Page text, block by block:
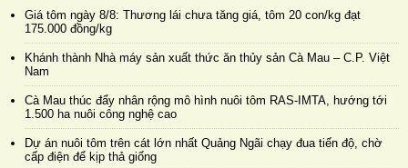
Giá tôm ngày 8/8: Thương lái chưa tăng giá, tôm 20 con/kg đạt
175.000 đồng/kg
Khánh thành Nhà máy sản xuất thức ăn thủy sản Cà Mau – C.P. Việt
Nam
Cà Mau thúc đẩy nhân rộng mô hình nuôi tôm RAS-IMTA, hướng tới
1.500 ha nuôi công nghệ cao
Dự án nuôi tôm trên cát lớn nhất Quảng Ngãi chạy đua tiến độ, chờ
cấp điện để kịp thả giống